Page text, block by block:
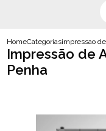
HomeCategoriasimpressao
Impressão de
Penha